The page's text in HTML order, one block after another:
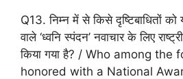
Q13. निम्न में से किसे दृष्टिबाधितों को
वाले ‘ध्वनि स्पंदन’ नवाचार के लिए
किया गया है? / Who among
honored with a National